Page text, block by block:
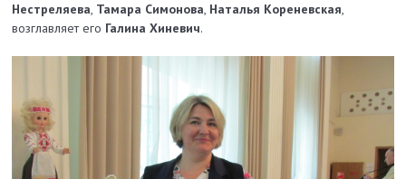
Нестреляева, Тамара Симонова, Наталья Кореневская,
возглавляет его Галина Хиневич.